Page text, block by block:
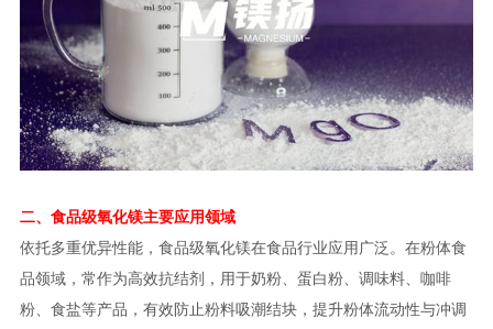
二、食品级氧化镁主要应用领域
依托多重优异性能，食品级氧化镁在食品行业应用广泛。在粉体食
品领域，常作为高效抗结剂，用于奶粉、蛋白粉、调味料、咖啡
粉、食盐等产品，有效防止粉料吸潮结块，提升粉体流动性与冲调